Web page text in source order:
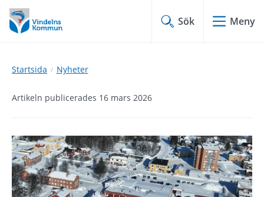
Hoppa
till
innehåll
Hoppa
till
undermeny
Sök Meny
Startsida Nyheter
Artikeln publicerades 16 mars 2026